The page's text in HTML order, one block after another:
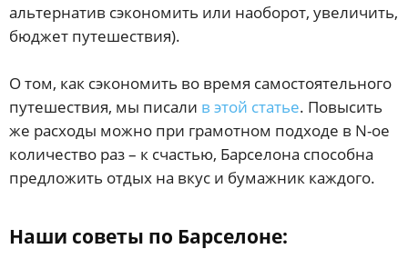
альтернатив сэкономить или наоборот, увеличить,
бюджет путешествия).
О том, как сэкономить во время самостоятельного
путешествия, мы писали в этой статье. Повысить
же расходы можно при грамотном подходе в N-ое
количество раз – к счастью, Барселона способна
предложить отдых на вкус и бумажник каждого.
Наши советы по Барселоне: